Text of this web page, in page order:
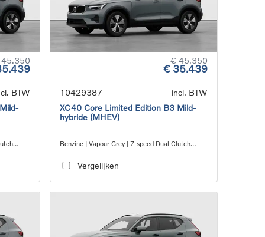
BTW
€ 45.350
€ 35.439
10429387
incl. BTW
XC40 Core Limited Edition B3 Mild-
hybride (MHEV)
Benzine | Vapour Grey | 7-speed Dual Clutch
Vergelijken